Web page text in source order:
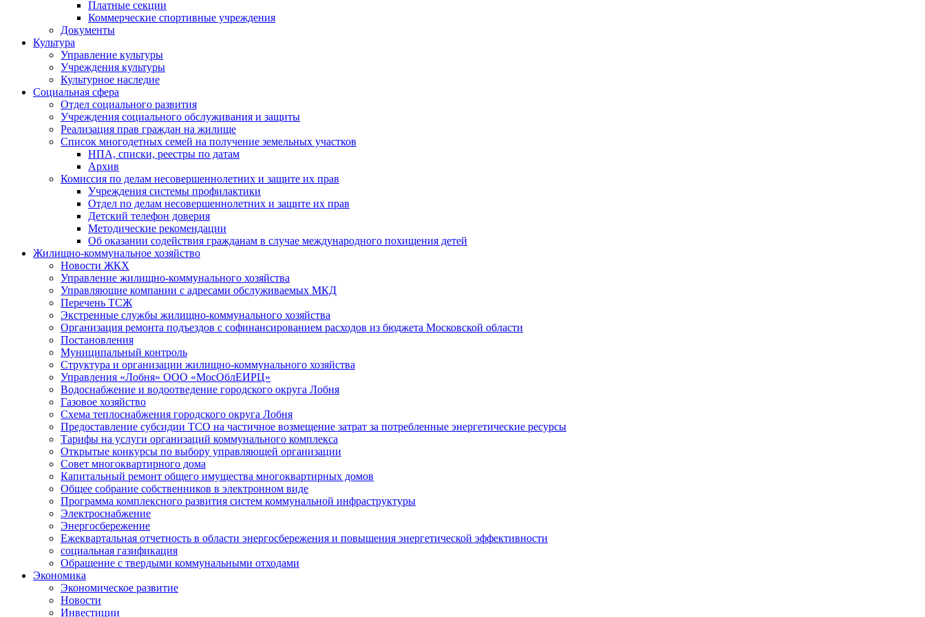
Платные секции
Коммерческие спортивные учреждения
Документы
Культура
Управление культуры
Учреждения культуры
Культурное наследие
Социальная сфера
Отдел социального развития
Учреждения социального обслуживания и защиты
Реализация прав граждан на жилище
Список многодетных семей на получение земельных участков
НПА, списки, реестры по датам
Архив
Комиссия по делам несовершеннолетних и защите их прав
Учреждения системы профилактики
Отдел по делам несовершеннолетних и защите их прав
Детский телефон доверия
Методические рекомендации
Об оказании содействия гражданам в случае международного похищения детей
Жилищно-коммунальное хозяйство
Новости ЖКХ
Управление жилищно-коммунального хозяйства
Управляющие компании с адресами обслуживаемых МКД
Перечень ТСЖ
Экстренные службы жилищно-коммунального хозяйства
Организация ремонта подъездов с софинансированием расходов из бюджета Московской области
Постановления
Муниципальный контроль
Структура и организации жилищно-коммунального хозяйства
Управления «Лобня» ООО «МосОблЕИРЦ»
Водоснабжение и водоотведение городского округа Лобня
Газовое хозяйство
Схема теплоснабжения городского округа Лобня
Предоставление субсидии ТСО на частичное возмещение затрат за потребленные энергетические ресурсы
Тарифы на услуги организаций коммунального комплекса
Открытые конкурсы по выбору управляющей организации
Совет многоквартирного дома
Капитальный ремонт общего имущества многоквартирных домов
Общее собрание собственников в электронном виде
Программа комплексного развития систем коммунальной инфраструктуры
Электроснабжение
Энергосбережение
Ежеквартальная отчетность в области энергосбережения и повышения энергетической эффективности
социальная газификация
Обращение с твердыми коммунальными отходами
Экономика
Экономическое развитие
Новости
Инвестиции